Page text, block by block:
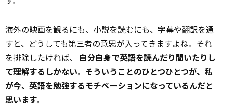
海外の映画を観るにも、小説を読むにも、字幕や翻訳を通
すと、どうしても第三者の意思が入ってきますよね。それ
を排除したければ、 自分自身で英語を読んだり聞いたりし
て理解するしかない。そういうことのひとつひとつが、私
が今、英語を勉強するモチベーションになっているんだと
思います。